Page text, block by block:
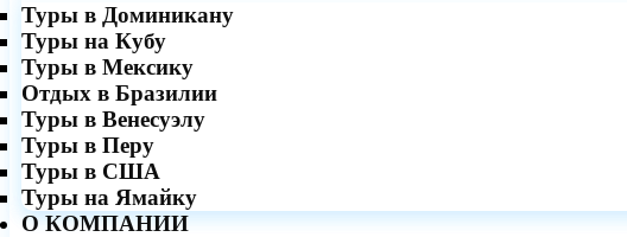
Туры в Доминикану
Туры на Кубу
Туры в Мексику
Отдых в Бразилии
Туры в Венесуэлу
Туры в Перу
Туры в США
Туры на Ямайку
О КОМПАНИИ